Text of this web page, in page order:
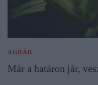
AGRÁR
Már a határon jár,